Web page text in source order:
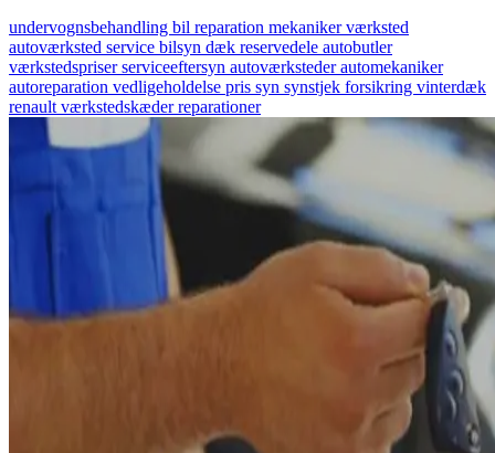
undervognsbehandling bil reparation mekanikerværksted
autoværksted service bilsyn dæk reservedele autobutler
værkstedspriserserviceeftersyn autoværkstederautomekaniker
autoreparation vedligeholdelse pris syn synstjek forsikring vinterdæk
renault værkstedskæderreparationer